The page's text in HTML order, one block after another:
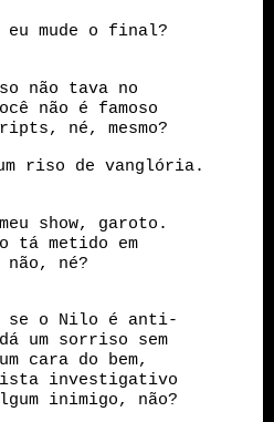
eu mude o final?
não tava no
não é famoso
né, mesmo?
riso de vanglória.
show, garoto.
tá metido em
né?
se o Nilo é anti-
um sorriso sem
cara do bem,
investigativo
inimigo, não?